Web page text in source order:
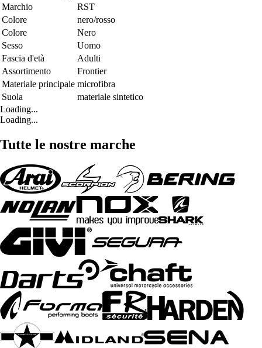
Marchio
RST
Colore
nero/rosso
Colore
Nero
Sesso
Uomo
Fascia d'età
Adulti
Assortimento
Frontier
Materiale principale microfibra
Suola
materiale sintetico
Loading...
Loading...
Tutte le nostre marche